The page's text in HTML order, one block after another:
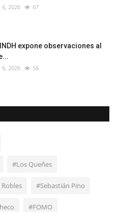
2026 67
expone observaciones al
2026 56
#Los Queñes
#Sebastián Pino
#FOMO